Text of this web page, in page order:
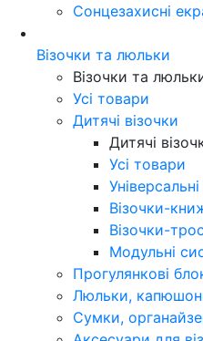
Сонцезахисні
Візочки та люльки
Візочки та
Усі товари
Дитячі візочки
Дитячі
Усі товари
Візочки-
Візочки-
Модульні
Прогулянкові
Люльки,
Сумки,